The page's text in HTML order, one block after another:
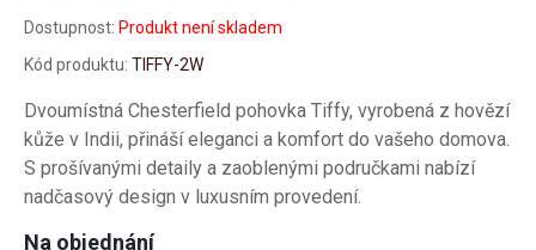
Dostupnost: Produkt není skladem
Kód produktu: TIFFY-2W
Dvoumístná Chesterfield pohovka Tiffy, vyrobená z hovězí
kůže v Indii, přináší eleganci a komfort do vašeho domova.
S prošívanými detaily a zaoblenými područkami nabízí
nadčasový design v luxusním provedení.
Na objednání